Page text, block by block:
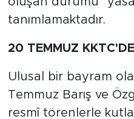
tanımlamaktadır.
20 TEMMUZ
Ulusal bir bayram
Temmuz Barış ve
resmî törenlerle